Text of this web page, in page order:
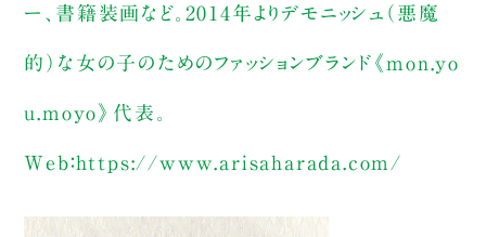
ー、書籍装画など。2014年よりデモニッシュ（悪魔
的）な⼥の⼦のためのファッションブランド《mon.yo
u.moyo》代表。
Web：https://www.arisaharada.com/